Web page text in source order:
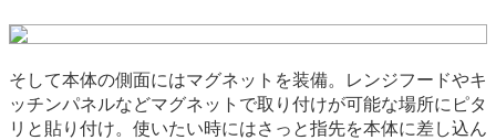
そして本体の側面にはマグネットを装備。レンジフードやキ
ッチンパネルなどマグネットで取り付けが可能な場所にピタ
リと貼り付け。使いたい時にはさっと指先を本体に差し込ん